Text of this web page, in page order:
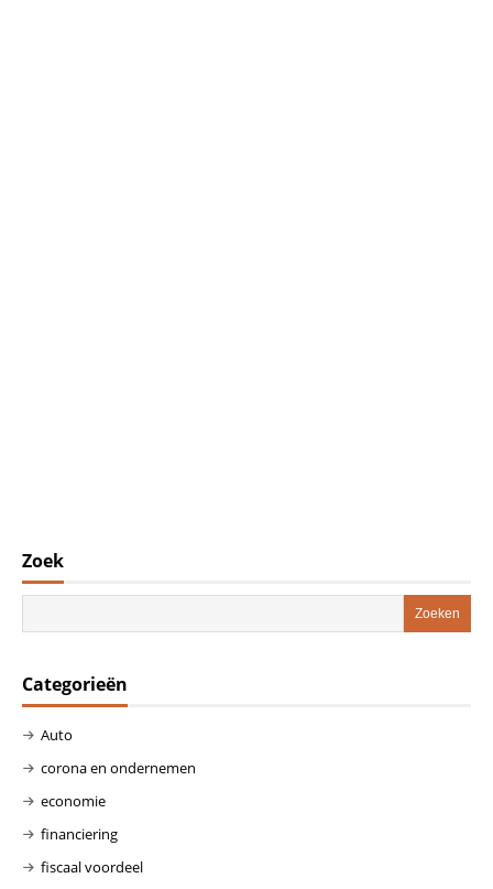
Zoek
Categorieën
Auto
corona en ondernemen
economie
financiering
fiscaal voordeel